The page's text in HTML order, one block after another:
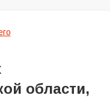
области,